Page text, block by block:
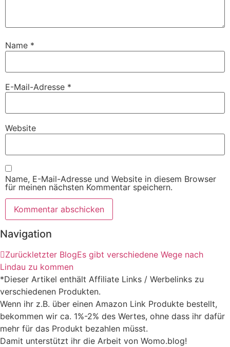
Name *
E-Mail-Adresse *
Website
Name, E-Mail-Adresse und Website in diesem Browser
für meinen nächsten Kommentar speichern.
Navigation
Zurückletzter BlogEs gibt verschiedene Wege nach
Lindau zu kommen
*Dieser Artikel enthält Affiliate Links / Werbelinks zu
verschiedenen Produkten.
Wenn ihr z.B. über einen Amazon Link Produkte bestellt,
bekommen wir ca. 1%-2% des Wertes, ohne dass ihr dafür
mehr für das Produkt bezahlen müsst.
Damit unterstützt ihr die Arbeit von Womo.blog!